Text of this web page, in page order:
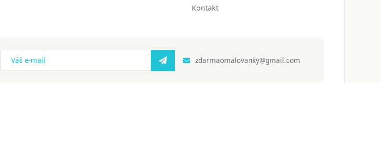
Kontakt
zdarmaomalovanky@gmail.com